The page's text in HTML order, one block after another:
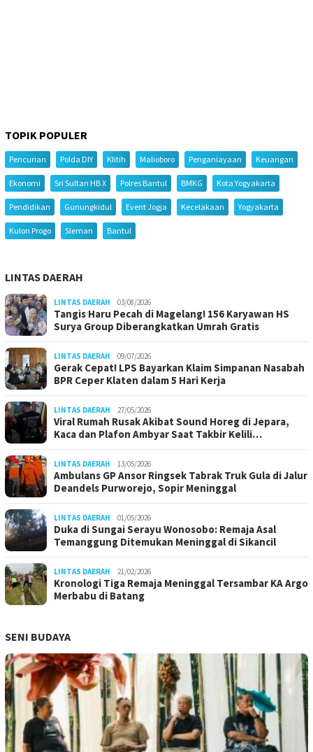
TOPIK POPULER
Pencurian Polda DIY Klitih Malioboro Penganiayaan Keuangan
Ekonomi Sri Sultan HB X Polres Bantul BMKG Kota Yogyakarta
Pendidikan Gunungkidul Event Jogja Kecelakaan Yogyakarta
Kulon Progo Sleman Bantul
LINTAS DAERAH
LINTAS DAERAH 03/08/2026
Tangis Haru Pecah di Magelang! 156 Karyawan HS
Surya Group Diberangkatkan Umrah Gratis
LINTAS DAERAH 09/07/2026
Gerak Cepat! LPS Bayarkan Klaim Simpanan Nasabah
BPR Ceper Klaten dalam 5 Hari Kerja
LINTAS DAERAH 27/05/2026
Viral Rumah Rusak Akibat Sound Horeg di Jepara,
Kaca dan Plafon Ambyar Saat Takbir Kelili…
LINTAS DAERAH 13/05/2026
Ambulans GP Ansor Ringsek Tabrak Truk Gula di Jalur
Deandels Purworejo, Sopir Meninggal
LINTAS DAERAH 01/05/2026
Duka di Sungai Serayu Wonosobo: Remaja Asal
Temanggung Ditemukan Meninggal di Sikancil
LINTAS DAERAH 21/02/2026
Kronologi Tiga Remaja Meninggal Tersambar KA Argo
Merbabu di Batang
SENI BUDAYA